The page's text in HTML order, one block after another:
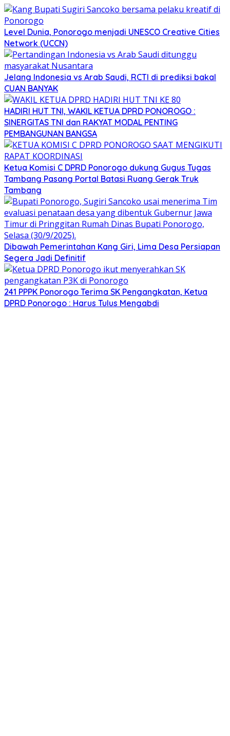
Level Dunia, Ponorogo menjadi UNESCO Creative Cities
Network (UCCN)
Jelang Indonesia vs Arab Saudi, RCTI di prediksi bakal
CUAN BANYAK
HADIRI HUT TNI, WAKIL KETUA DPRD PONOROGO :
SINERGITAS TNI dan RAKYAT MODAL PENTING
PEMBANGUNAN BANGSA
Ketua Komisi C DPRD Ponorogo dukung Gugus Tugas
Tambang Pasang Portal Batasi Ruang Gerak Truk
Tambang
Dibawah Pemerintahan Kang Giri, Lima Desa Persiapan
Segera Jadi Definitif
241 PPPK Ponorogo Terima SK Pengangkatan, Ketua
DPRD Ponorogo : Harus Tulus Mengabdi